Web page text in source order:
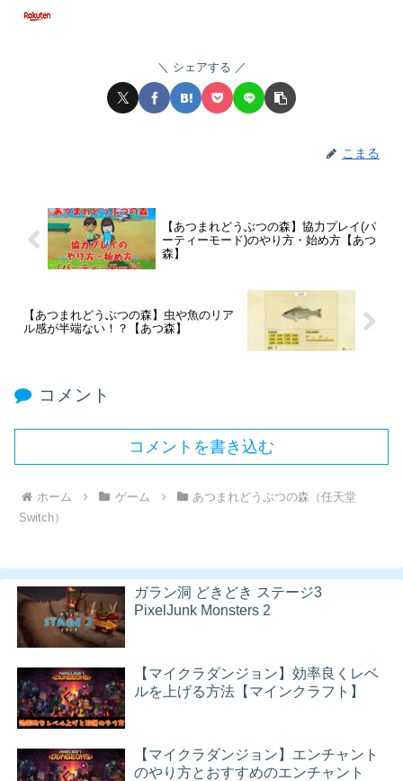
シェアする
こまる
【あつまれどうぶつの森】協力プレイ(パ
ーティーモード)のやり方・始め方【あつ
森】
【あつまれどうぶつの森】虫や魚のリア
ル感が半端ない！？【あつ森】
コメント
コメントを書き込む
ホーム ゲーム
あつまれどうぶつの森（任天堂
Switch）
ガラン洞 どきどき ステージ3
PixelJunk Monsters 2
【マイクラダンジョン】効率良くレベ
ルを上げる方法【マインクラフト】
【マイクラダンジョン】エンチャント
のやり方とおすすめのエンチャント